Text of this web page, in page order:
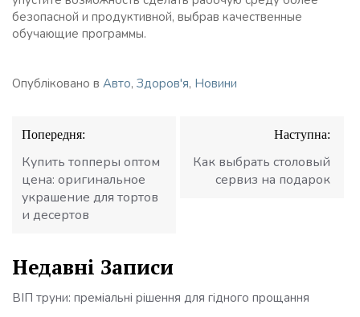
безопасной и продуктивной, выбрав качественные
обучающие программы.
Опубліковано в Авто, Здоров'я, Новини
Навігація
записів
Попередня:
Купить топперы оптом
цена: оригинальное
украшение для тортов
и десертов
Наступна:
Как выбрать столовый
сервиз на подарок
Недавні Записи
ВІП труни: преміальні рішення для гідного прощання